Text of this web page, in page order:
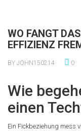
WO FANGT
EFFIZIENZ
BY JOHN150214 0
Wie
einen
Ein Fickbeziehung mess